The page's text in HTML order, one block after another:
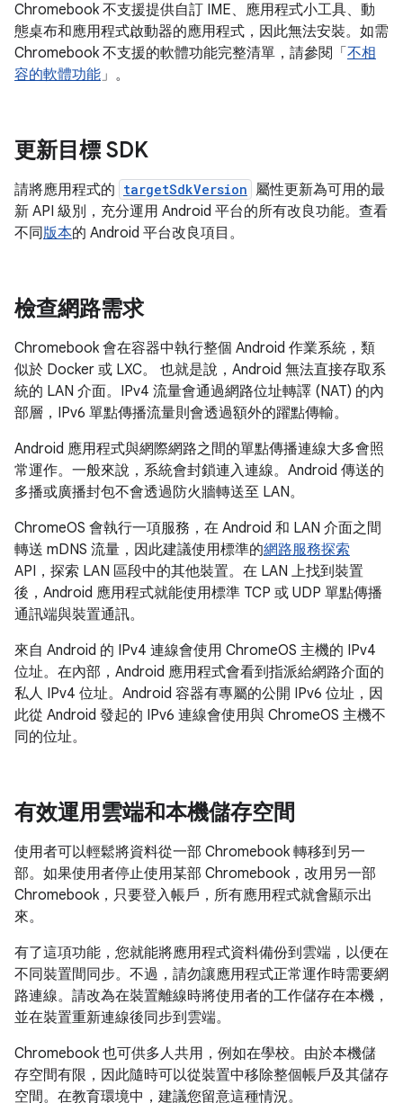
Chromebook 不支援提供自訂 IME、應用程式小工具、動
態桌布和應用程式啟動器的應用程式，因此無法安裝。如需
Chromebook 不支援的軟體功能完整清單，請參閱「 不相
容的軟體功能」。
更新目標 SDK
請將應用程式的 targetSdkVersion 屬性更新為可用的最
新 API 級別，充分運用 Android 平台的所有改良功能。查看
不同版本的 Android 平台改良項目。
檢查網路需求
Chromebook 會在容器中執行整個 Android 作業系統，類
似於 Docker 或 LXC。 也就是說，Android 無法直接存取系
統的 LAN 介面。IPv4 流量會通過網路位址轉譯 (NAT) 的內
部層，IPv6 單點傳播流量則會透過額外的躍點傳輸。
Android 應用程式與網際網路之間的單點傳播連線大多會照
常運作。一般來說，系統會封鎖連入連線。Android 傳送的
多播或廣播封包不會透過防火牆轉送至 LAN。
ChromeOS 會執行一項服務，在 Android 和 LAN 介面之間
轉送 mDNS 流量，因此建議使用標準的網路服務探索
API，探索 LAN 區段中的其他裝置。在 LAN 上找到裝置
後，Android 應用程式就能使用標準 TCP 或 UDP 單點傳播
通訊端與裝置通訊。
來自 Android 的 IPv4 連線會使用 ChromeOS 主機的 IPv4
位址。在內部，Android 應用程式會看到指派給網路介面的
私人 IPv4 位址。Android 容器有專屬的公開 IPv6 位址，因
此從 Android 發起的 IPv6 連線會使用與 ChromeOS 主機不
同的位址。
有效運用雲端和本機儲存空間
使用者可以輕鬆將資料從一部 Chromebook 轉移到另一
部。如果使用者停止使用某部 Chromebook，改用另一部
Chromebook，只要登入帳戶，所有應用程式就會顯示出
來。
有了這項功能，您就能將應用程式資料備份到雲端，以便在
不同裝置間同步。不過，請勿讓應用程式正常運作時需要網
路連線。請改為在裝置離線時將使用者的工作儲存在本機，
並在裝置重新連線後同步到雲端。
Chromebook 也可供多人共用，例如在學校。由於本機儲
存空間有限，因此隨時可以從裝置中移除整個帳戶及其儲存
空間。在教育環境中，建議您留意這種情況。